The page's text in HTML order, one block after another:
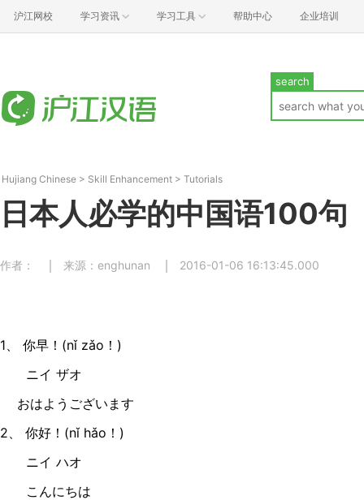
沪江网校 学习资讯 学习工具 帮助中心 企业培训
search
Hujiang Chinese > Skill Enhancement > Tutorials
日本人必学的中国语100句
作者： 来源：enghunan 2016-01-06 16:13:45.000
1、 你早！(nǐ zǎo！)
ニイ ザオ
おはようございます
2、 你好！(nǐ hǎo！)
ニイ ハオ
こんにちは